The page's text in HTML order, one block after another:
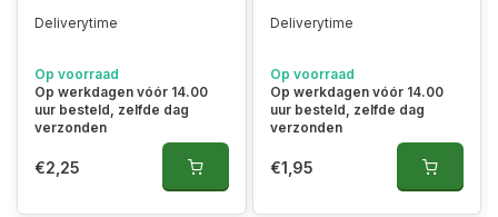
Deliverytime
Op voorraad
Op werkdagen vóór 14.00
uur besteld, zelfde dag
verzonden
€2,25
Deliverytime
Op voorraad
Op werkdagen vóór 14.00
uur besteld, zelfde dag
verzonden
€1,95